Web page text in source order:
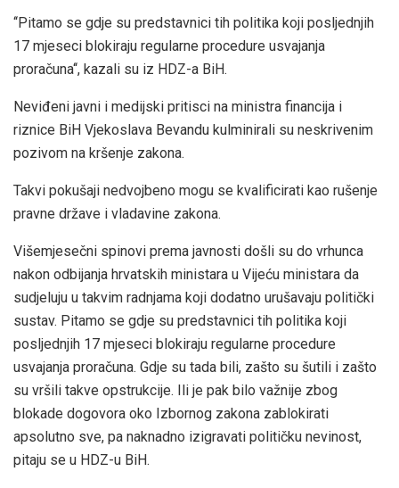
‘‘Pitamo se gdje su predstavnici tih politika koji posljednjih
17 mjeseci blokiraju regularne procedure usvajanja
proračuna‘‘, kazali su iz HDZ-a BiH.
Neviđeni javni i medijski pritisci na ministra financija i
riznice BiH Vjekoslava Bevandu kulminirali su neskrivenim
pozivom na kršenje zakona.
Takvi pokušaji nedvojbeno mogu se kvalificirati kao rušenje
pravne države i vladavine zakona.
Višemjesečni spinovi prema javnosti došli su do vrhunca
nakon odbijanja hrvatskih ministara u Vijeću ministara da
sudjeluju u takvim radnjama koji dodatno urušavaju politički
sustav. Pitamo se gdje su predstavnici tih politika koji
posljednjih 17 mjeseci blokiraju regularne procedure
usvajanja proračuna. Gdje su tada bili, zašto su šutili i zašto
su vršili takve opstrukcije. Ili je pak bilo važnije zbog
blokade dogovora oko Izbornog zakona zablokirati
apsolutno sve, pa naknadno izigravati političku nevinost,
pitaju se u HDZ-u BiH.